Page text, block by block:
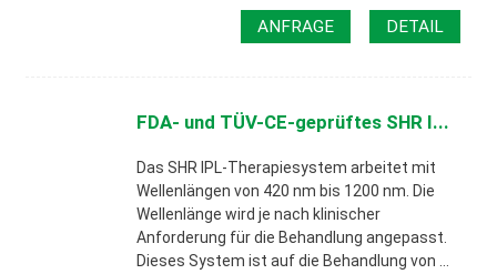
ANFRAGE DETAIL
FDA- und TÜV-CE-geprüftes SHR I...
Das SHR IPL-Therapiesystem arbeitet mit
Wellenlängen von 420 nm bis 1200 nm. Die
Wellenlänge wird je nach klinischer
Anforderung für die Behandlung angepasst.
Dieses System ist auf die Behandlung von …